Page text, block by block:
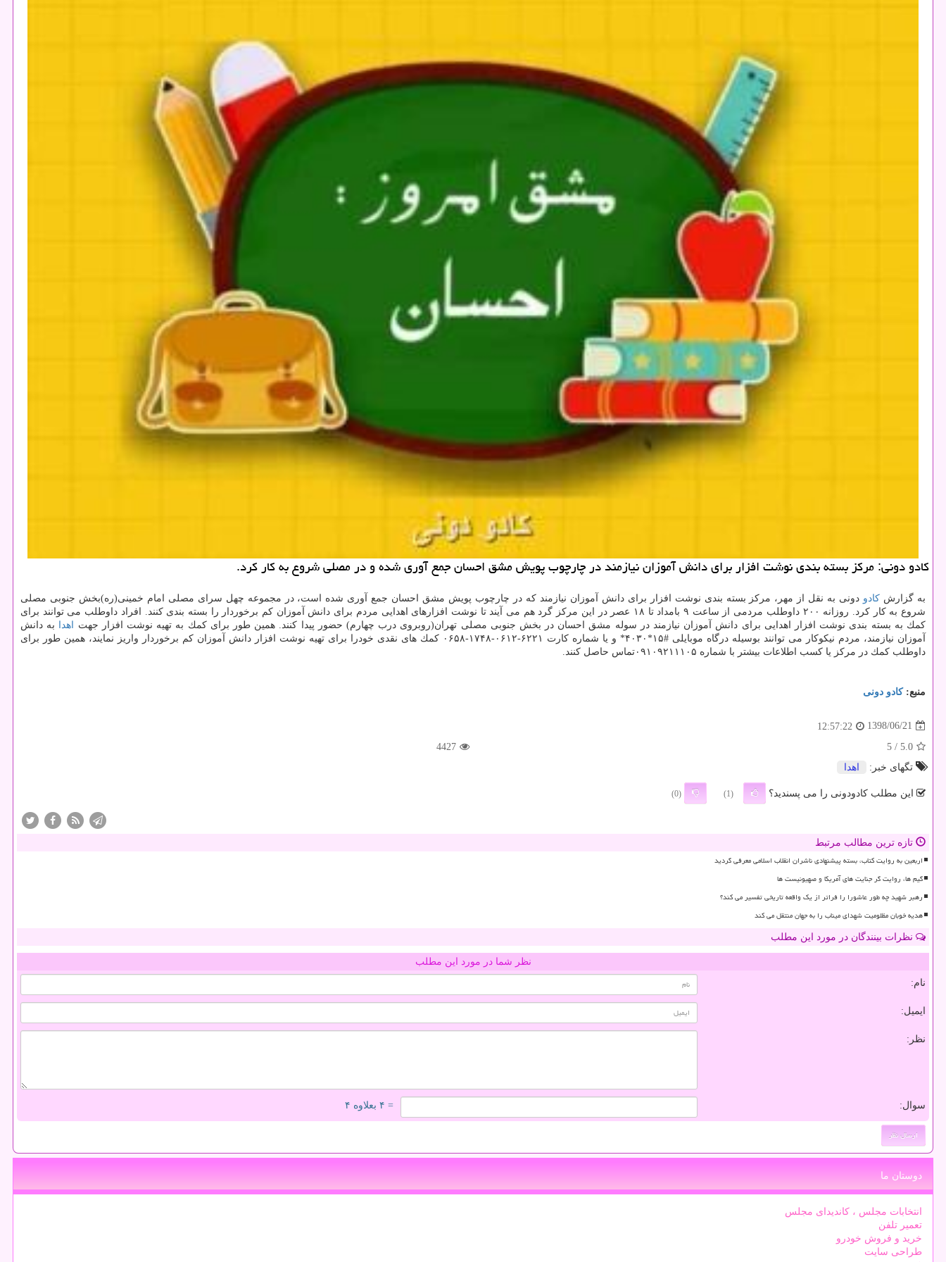
كادو دونی: مركز بسته بندی نوشت افزار برای دانش آموزان نیازمند در چارچوب پویش مشق احسان جمع آوری شده و در مصلی شروع به كار كرد.
به گزارش كادو دونی به نقل از مهر، مركز بسته بندی نوشت افزار برای دانش آموزان نیازمند كه در چارچوب پویش مشق احسان جمع آوری شده است، در مجموعه چهل سرای مصلی امام خمینی(ره)بخش جنوبی مصلی
شروع به كار كرد. روزانه ۲۰۰ داوطلب مردمی از ساعت ۹ بامداد تا ۱۸ عصر در این مركز گرد هم می آیند تا نوشت افزارهای اهدایی مردم برای دانش آموزان كم برخوردار را بسته بندی كنند. افراد داوطلب می توانند برای
كمك به بسته بندی نوشت افزار اهدایی برای دانش آموزان نیازمند در سوله مشق احسان در بخش جنوبی مصلی تهران(روبروی درب چهارم) حضور پیدا كنند. همین طور برای كمك به تهیه نوشت افزار جهت
اهدا
به دانش
آموزان نیازمند، مردم نیكوكار می توانند بوسیله درگاه موبایلی #۱۵*۴۰۳۰* و یا شماره كارت ۶۲۲۱-۰۶۱۲-۱۷۴۸-۰۶۵۸ كمك های نقدی خودرا برای تهیه نوشت افزار دانش آموزان كم برخوردار واریز نمایند، همین طور برای
داوطلب كمك در مركز یا كسب اطلاعات بیشتر با شماره ۰۹۱۰۹۲۱۱۱۰۵تماس حاصل كنند.
منبع:كادو دونی
1398/06/21
12:57:22
5.0
/ 5
4427
تگهای خبر:
اهدا
این مطلب کادودونی را می پسندید؟ (1)
(0)
تازه ترین مطالب مرتبط
اربعین به روایت کتاب، بسته پیشنهادی ناشران انقلاب اسلامی معرفی گردید
گیم ها، روایت گر جنایت های آمریکا و صهیونیست ها
رهبر شهید چه طور عاشورا را فراتر از یک واقعه تاریخی تفسیر می کند؟
هدیه خوبان مظلومیت شهدای میناب را به جهان منتقل می کند
نظرات بینندگان در مورد این مطلب
نظر شما در مورد این مطلب
نام:
ایمیل:
نظر:
سوال: = ۴ بعلاوه ۴
دوستان ما
انتخابات مجلس ، کاندیدای مجلس
تعمیر تلفن
خرید و فروش خودرو
طراحی سایت